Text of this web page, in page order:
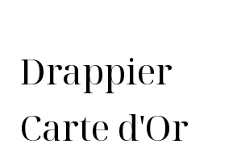
Drappier
Carte d'Or